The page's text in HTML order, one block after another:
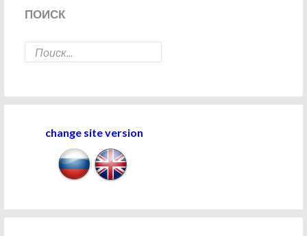
ПОИСК
change site version